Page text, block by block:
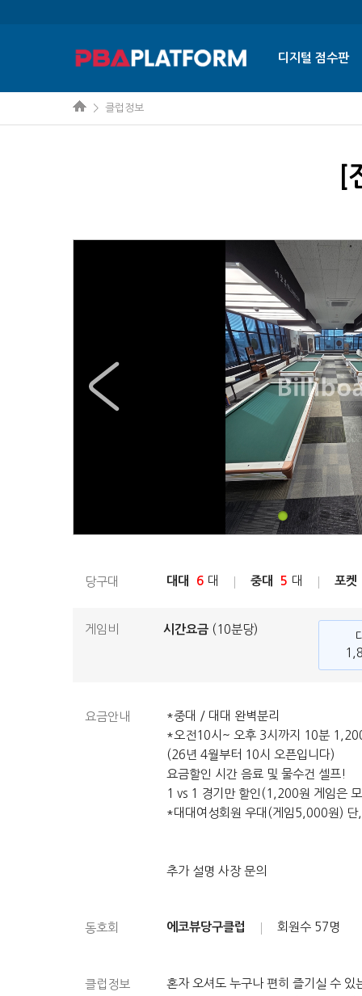
디지털 점수판
> 클럽정보
[
당구대 대대 6 대 중대 5 대 포켓
게임비 시간요금 (10분당)
요금안내
*중대 / 대대 완벽분리
*오전10시~ 오후 3시까지 10분
(26년 4월부터 10시 오픈입니다)
요금할인 시간 음료 및 물수건 셀프!
1 vs 1 경기만 할인(1,200원 게임은
*대대여성회원 우대(게임5,000원) 단
추가 설명 사장 문의
동호회 에코뷰당구클럽 회원수 57명
클럽정보
혼자 오셔도 누구나 편히 즐기실 수 있